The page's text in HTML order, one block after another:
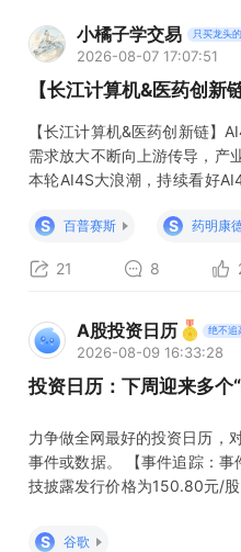
小橘子学交易 只买龙头
2026-08-07 17:07:51
【长江计算机&医药创
【长江计算机&医药创新链】
需求放大不断向上游传导，产
本轮AI4S大浪潮，持续看好
求拐点已来：#北美大厂集体重
S 百普赛斯 S 药明康
21 8
A股投资日历 绝不追
2026-08-09 16:33:28
投资日历：下周迎来多个
力争做全网最好的投资日历，
事件或数据。 【事件追踪：
技披露发行价格为150.80元/
事件： 1、特斯拉机器人即将
S 谷歌